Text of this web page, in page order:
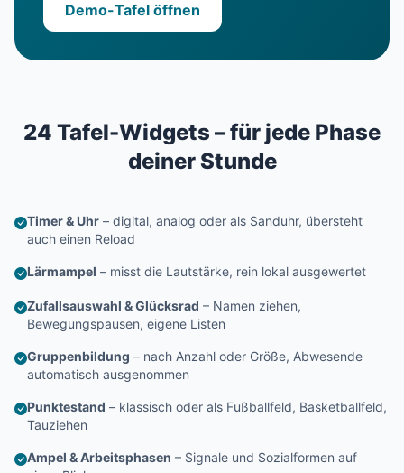
Demo-Tafel öffnen
24 Tafel-Widgets – für jede Phase
deiner Stunde
Timer & Uhr – digital, analog oder als Sanduhr, übersteht
auch einen Reload
Lärmampel – misst die Lautstärke, rein lokal ausgewertet
Zufallsauswahl & Glücksrad – Namen ziehen,
Bewegungspausen, eigene Listen
Gruppenbildung – nach Anzahl oder Größe, Abwesende
automatisch ausgenommen
Punktestand – klassisch oder als Fußballfeld, Basketballfeld,
Tauziehen
Ampel & Arbeitsphasen – Signale und Sozialformen auf